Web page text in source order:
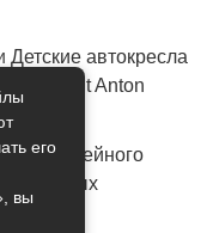
Детские автокресла
цвет St Anton
семейного
семейных
его
вы